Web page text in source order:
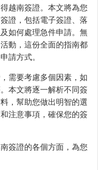
越南簽證。本文將為您
證，包括電子簽證、落
如何處理急件申請。無
動，這份全面的指南都
請方式。
需要考慮多個因素，如
本文將逐一解析不同簽
，幫助您做出明智的選
注意事項，確保您的簽
簽證的各個方面，為您